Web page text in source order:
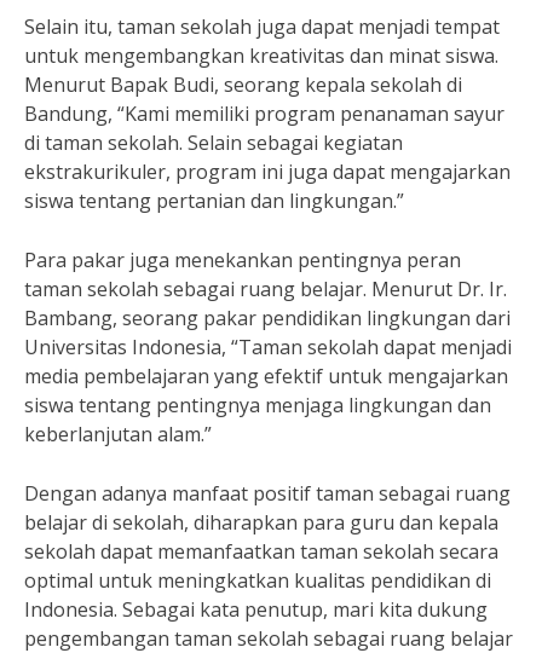
Selain itu, taman sekolah juga dapat menjadi tempat
untuk mengembangkan kreativitas dan minat siswa.
Menurut Bapak Budi, seorang kepala sekolah di
Bandung, “Kami memiliki program penanaman sayur
di taman sekolah. Selain sebagai kegiatan
ekstrakurikuler, program ini juga dapat mengajarkan
siswa tentang pertanian dan lingkungan.”
Para pakar juga menekankan pentingnya peran
taman sekolah sebagai ruang belajar. Menurut Dr. Ir.
Bambang, seorang pakar pendidikan lingkungan dari
Universitas Indonesia, “Taman sekolah dapat menjadi
media pembelajaran yang efektif untuk mengajarkan
siswa tentang pentingnya menjaga lingkungan dan
keberlanjutan alam.”
Dengan adanya manfaat positif taman sebagai ruang
belajar di sekolah, diharapkan para guru dan kepala
sekolah dapat memanfaatkan taman sekolah secara
optimal untuk meningkatkan kualitas pendidikan di
Indonesia. Sebagai kata penutup, mari kita dukung
pengembangan taman sekolah sebagai ruang belajar